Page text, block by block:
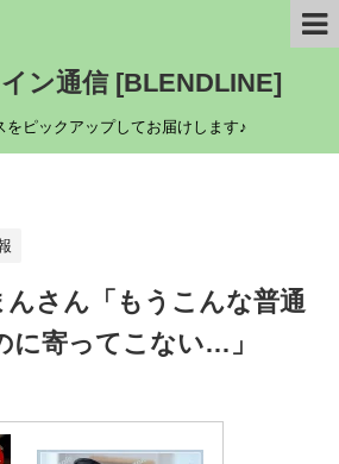
ン通信 [BLENDLINE]
をピックアップしてお届けします♪
んさん「もうこんな普通
に寄ってこない…」